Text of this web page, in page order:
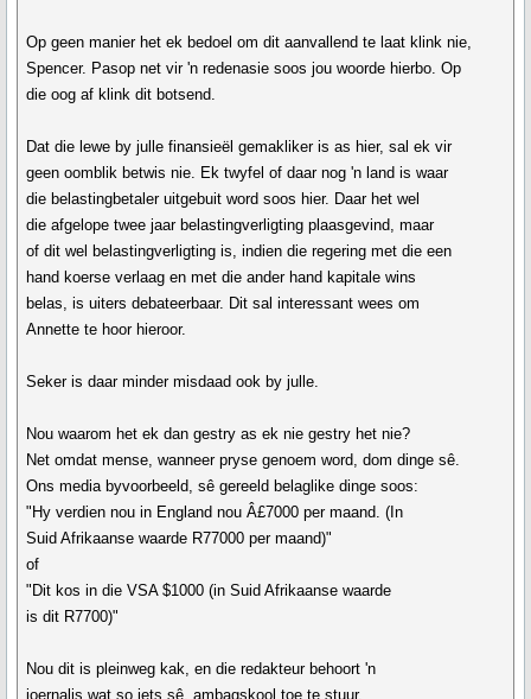
Op geen manier het ek bedoel om dit aanvallend te laat klink nie,
Spencer. Pasop net vir 'n redenasie soos jou woorde hierbo. Op
die oog af klink dit botsend.
Dat die lewe by julle finansieël gemakliker is as hier, sal ek vir
geen oomblik betwis nie. Ek twyfel of daar nog 'n land is waar
die belastingbetaler uitgebuit word soos hier. Daar het wel
die afgelope twee jaar belastingverligting plaasgevind, maar
of dit wel belastingverligting is, indien die regering met die een
hand koerse verlaag en met die ander hand kapitale wins
belas, is uiters debateerbaar. Dit sal interessant wees om
Annette te hoor hieroor.
Seker is daar minder misdaad ook by julle.
Nou waarom het ek dan gestry as ek nie gestry het nie?
Net omdat mense, wanneer pryse genoem word, dom dinge sê.
Ons media byvoorbeeld, sê gereeld belaglike dinge soos:
"Hy verdien nou in England nou Â£7000 per maand. (In
Suid Afrikaanse waarde R77000 per maand)"
of
"Dit kos in die VSA $1000 (in Suid Afrikaanse waarde
is dit R7700)"
Nou dit is pleinweg kak, en die redakteur behoort 'n
joernalis wat so iets sê, ambagskool toe te stuur,